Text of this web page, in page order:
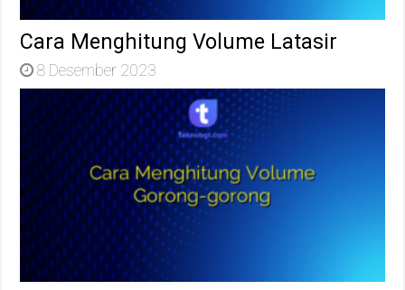
Cara Menghitung Volume Latasir
8 Desember 2023